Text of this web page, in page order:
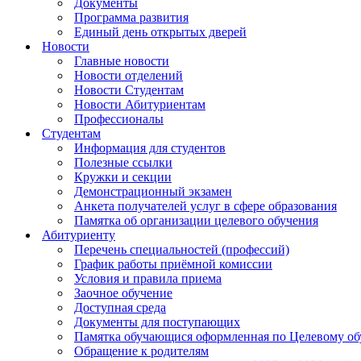
Документы
Программа развития
Единый день открытых дверей
Новости
Главные новости
Новости отделений
Новости Студентам
Новости Абитуриентам
Профессионалы
Студентам
Информация для студентов
Полезные ссылки
Кружки и секции
Демонстрационный экзамен
Анкета получателей услуг в сфере образования
Памятка об организации целевого обучения
Абитуриенту
Перечень специальностей (профессий)
График работы приёмной комиссии
Условия и правила приема
Заочное обучение
Доступная среда
Документы для поступающих
Памятка обучающися оформленная по Целевому
Обращение к родителям